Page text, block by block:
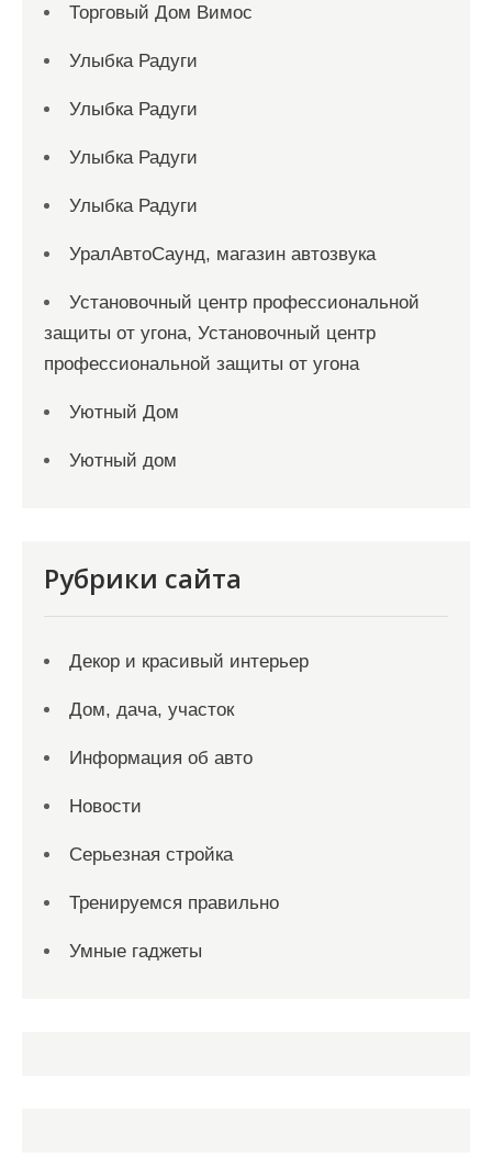
Торговый Дом Вимос
Улыбка Радуги
Улыбка Радуги
Улыбка Радуги
Улыбка Радуги
УралАвтоСаунд, магазин автозвука
Установочный центр профессиональной
защиты от угона, Установочный центр
профессиональной защиты от угона
Уютный Дом
Уютный дом
Рубрики сайта
Декор и красивый интерьер
Дом, дача, участок
Информация об авто
Новости
Серьезная стройка
Тренируемся правильно
Умные гаджеты